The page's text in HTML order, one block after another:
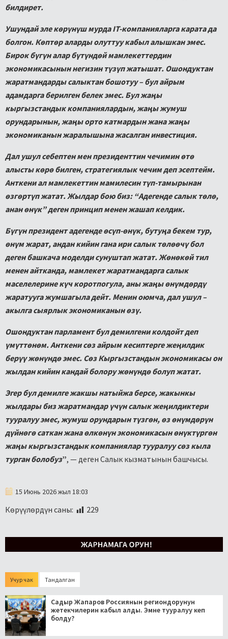
билдирет.
Ушундай эле көрүнүш мурда IT-компанияларга карата да
болгон. Көптөр аларды олуттуу кабыл алышкан эмес.
Бирок бүгүн алар бүтүндөй мамлекеттердин
экономикасынын негизин түзүп жатышат. Ошондуктан
жаратмандарды салыктан бошотуу – бул айрым
адамдарга берилген белек эмес. Бул жаңы
кыргызстандык компаниялардын, жаңы жумуш
орундарынын, жаңы орто катмардын жана жаңы
экономиканын жаралышына жасалган инвестиция.
Дал ушул себептен мен президенттин чечимин өтө
алысты көрө билген, стратегиялык чечим деп эсептейм.
Анткени ал мамлекеттин мамилесин түп-тамырынан
өзгөртүп жатат. Жылдар бою биз: “Адегенде салык төлө,
анан өнүк” деген принцип менен жашап келдик.
Бүгүн президент адегенде өсүп-өнүк, бутуңа бекем тур,
өнүм жарат, андан кийин гана ири салык төлөөчү бол
деген башкача моделди сунуштап жатат. Жөнөкөй тил
менен айтканда, мамлекет жаратмандарга салык
маселелерине күч коротпогула, аны жаңы өнүмдөрдү
жаратууга жумшагыла дейт. Менин оюмча, дал ушул –
акылга сыярлык экономиканын өзү.
Ошондуктан парламент бул демилгени колдойт деп
үмүттөнөм. Анткени сөз айрым кесиптерге жеңилдик
берүү жөнүндө эмес. Сөз Кыргызстандын экономикасы он
жылдан кийин кандай болору жөнүндө болуп жатат.
Эгер бул демилге жакшы натыйжа берсе, жакынкы
жылдары биз жаратмандар үчүн салык жеңилдиктери
тууралуу эмес, жумуш орундарын түзгөн, өз өнүмдөрүн
дүйнөгө саткан жана өлкөнүн экономикасын өнүктүргөн
жаңы кыргызстандык компаниялар тууралуу сөз кыла
турган болобуз”, — деген Салык кызматынын башчысы.
15 Июнь 2026 жыл 18:03
Көрүүлөрдүн саны: 229
Учур чак Тандалган
Садыр Жапаров Россиянын региондорунун
жетекчилерин кабыл алды. Эмне тууралуу кеп
болду?